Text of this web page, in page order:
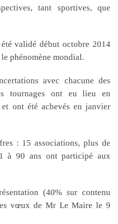
tant sportives, que
validé début octobre 2014
phénomène mondial.
avec chacune des
tournages ont eu lieu en
ont été achevés en janvier
: 15 associations, plus de
à 90 ans ont participé aux
(40% sur contenu
vœux de Mr Le Maire le 9